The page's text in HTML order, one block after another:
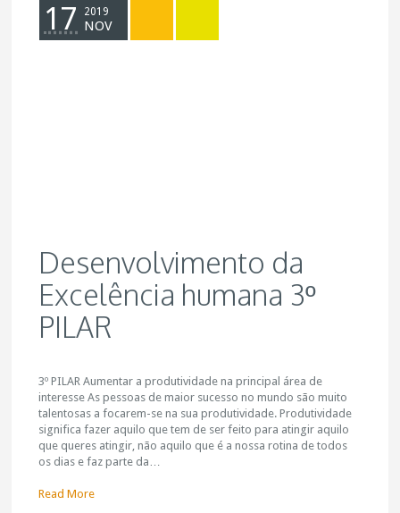
17 2019
NOV
Desenvolvimento da
Excelência humana 3º
PILAR
3º PILAR Aumentar a produtividade na principal área de
interesse As pessoas de maior sucesso no mundo são muito
talentosas a focarem-se na sua produtividade. Produtividade
significa fazer aquilo que tem de ser feito para atingir aquilo
que queres atingir, não aquilo que é a nossa rotina de todos
os dias e faz parte da…
Read More